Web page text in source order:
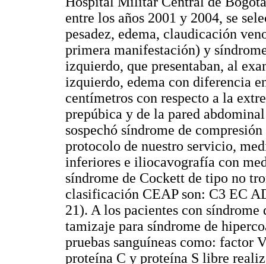
entre los años 2001 y 2004, se
pesadez, edema, claudicación
primera manifestación) y
izquierdo, que presentaban, al
izquierdo, edema con diferencia
centímetros con respecto a la
prepúbica y de la pared
sospechó síndrome de
protocolo de nuestro servicio,
inferiores e iliocavografía con
síndrome de Cockett de tipo no
clasificación CEAP son: C3 EC
21). A los pacientes con
tamizaje para síndrome de
pruebas sanguíneas como:
proteína C y proteína S libre